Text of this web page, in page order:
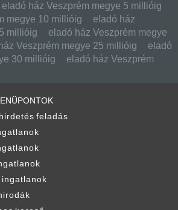
eladó ház Veszprém megye 5 millióig
megye 10 millióig
eladó ház
millióig
eladó ház Veszprém megye
Veszprém megye 25 millióig
eladó
30 millióig
eladó ház Veszprém
feladás
ingatlanok